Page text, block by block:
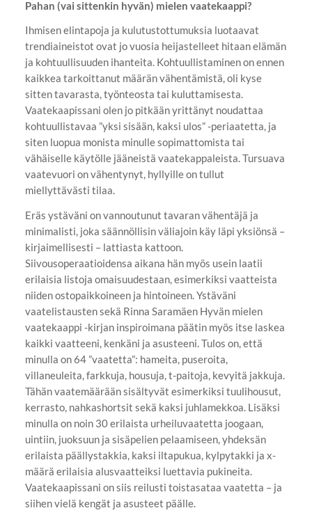
Pahan (vai sittenkin hyvän) mielen vaatekaappi?
Ihmisen elintapoja ja kulutustottumuksia luotaavat
trendiaineistot ovat jo vuosia heijastelleet hitaan elämän
ja kohtuullisuuden ihanteita. Kohtuullistaminen on ennen
kaikkea tarkoittanut määrän vähentämistä, oli kyse
sitten tavarasta, työnteosta tai kuluttamisesta.
Vaatekaapissani olen jo pitkään yrittänyt noudattaa
kohtuullistavaa ”yksi sisään, kaksi ulos” -periaatetta, ja
siten luopua monista minulle sopimattomista tai
vähäiselle käytölle jääneistä vaatekappaleista. Tursuava
vaatevuori on vähentynyt, hyllyille on tullut
miellyttävästi tilaa.
Eräs ystäväni on vannoutunut tavaran vähentäjä ja
minimalisti, joka säännöllisin väliajoin käy läpi yksiönsä –
kirjaimellisesti – lattiasta kattoon.
Siivousoperaatioidensa aikana hän myös usein laatii
erilaisia listoja omaisuudestaan, esimerkiksi vaatteista
niiden ostopaikkoineen ja hintoineen. Ystäväni
vaatelistausten sekä Rinna Saramäen Hyvän mielen
vaatekaappi -kirjan inspiroimana päätin myös itse laskea
kaikki vaatteeni, kenkäni ja asusteeni. Tulos on, että
minulla on 64 ”vaatetta”: hameita, puseroita,
villaneuleita, farkkuja, housuja, t-paitoja, kevyitä jakkuja.
Tähän vaatemäärään sisältyvät esimerkiksi tuulihousut,
kerrasto, nahkashortsit sekä kaksi juhlamekkoa. Lisäksi
minulla on noin 30 erilaista urheiluvaatetta joogaan,
uintiin, juoksuun ja sisäpelien pelaamiseen, yhdeksän
erilaista päällystakkia, kaksi iltapukua, kylpytakki ja x-
määrä erilaisia alusvaatteiksi luettavia pukineita.
Vaatekaapissani on siis reilusti toistasataa vaatetta – ja
siihen vielä kengät ja asusteet päälle.